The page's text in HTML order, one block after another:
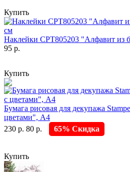
Купить
Наклейки CPT805203 "Алфавит из
95 р.
Купить
Бумага рисовая для декупажа
цветами", А4
230 р. 80 р. 65% Скидка
Купить